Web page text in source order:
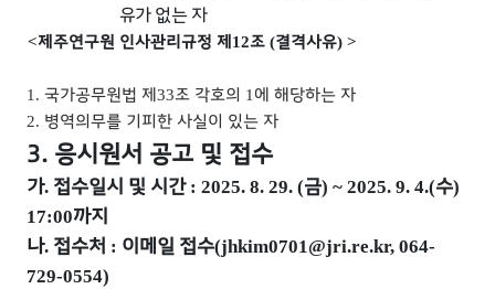
유가 없는 자
<제주연구원 인사관리규정 제 12조 (결격사유) >
1. 국가공무원법 제33조 각호의 1에 해당하는 자
2. 병역의무를 기피한 사실이 있는 자
3. 응시원서 공고 및 접수
가. 접수일시 및 시간 : 2025. 8. 29. (금) ~ 2025. 9. 4.(수)
17:00까지
나. 접수처 : 이메일 접수(jhkim0701@jri.re.kr, 064-
729-0554)